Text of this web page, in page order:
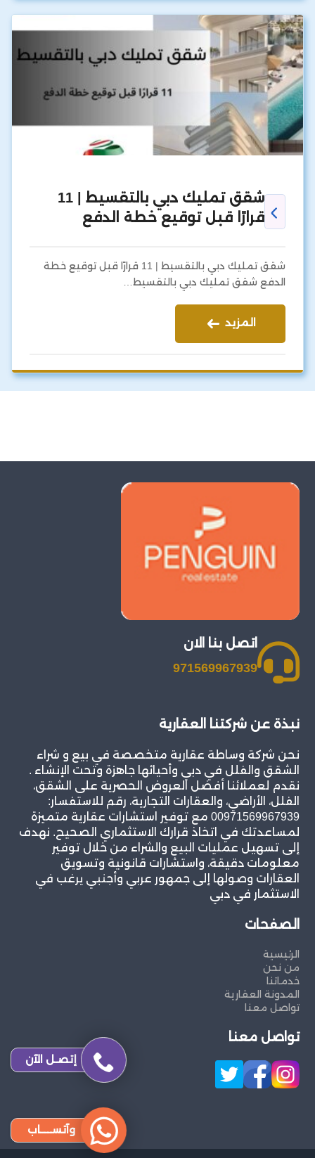
شقق تمليك دبي بالتقسيط | 11
قرارًا قبل توقيع خطة الدفع
شقق تمليك دبي بالتقسيط | 11 قرارًا قبل توقيع خطة
الدفع شقق تمليك دبي بالتقسيط…
المزيد
اتصل بنا الان
971569967939
نبذة عن شركتنا العقارية
نحن شركة وساطة عقارية متخصصة في بيع و شراء
الشقق والفلل في دبي وأحيائها جاهزة وتحت الإنشاء .
نقدم لعملائنا أفضل العروض الحصرية على الشقق،
الفلل، الأراضي، والعقارات التجارية، رقم للاستفسار:
00971569967939 مع توفير استشارات عقارية متميزة
لمساعدتك في اتخاذ قرارك الاستثماري الصحيح. نهدف
إلى تسهيل عمليات البيع والشراء من خلال توفير
معلومات دقيقة، واستشارات قانونية وتسويق
العقارات وصولها إلى جمهور عربي وأجنبي يرغب في
الاستثمار في دبي
الصفحات
الرئيسية
من نحن
خدماتنا
المدونة العقارية
تواصل معنا
تواصل معنا
إتصـل الآن
وآتســــاب